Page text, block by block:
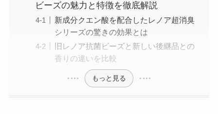
ビーズの魅力と特徴を徹底解説
新成分クエン酸を配合したレノア超消臭
シリーズの驚きの効果とは
旧レノア抗菌ビーズと新しい後継品との
香りの違いを比較
もっと見る